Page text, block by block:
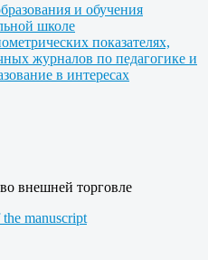
и обучения
школе
показателях,
журналов по педагогике и
в интересах
внешней торговле
manuscript